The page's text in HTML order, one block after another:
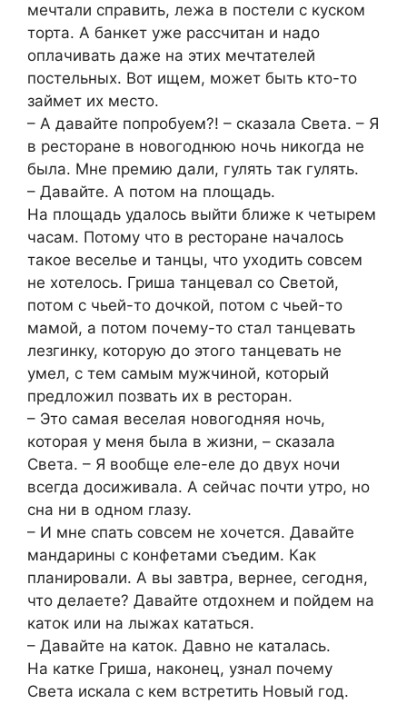
мечтали справить, лежа в постели с куском
торта. А банкет уже рассчитан и надо
оплачивать даже на этих мечтателей
постельных. Вот ищем, может быть кто-то
займет их место.
– А давайте попробуем?! – сказала Света. – Я
в ресторане в новогоднюю ночь никогда не
была. Мне премию дали, гулять так гулять.
– Давайте. А потом на площадь.
На площадь удалось выйти ближе к четырем
часам. Потому что в ресторане началось
такое веселье и танцы, что уходить совсем
не хотелось. Гриша танцевал со Светой,
потом с чьей-то дочкой, потом с чьей-то
мамой, а потом почему-то стал танцевать
лезгинку, которую до этого танцевать не
умел, с тем самым мужчиной, который
предложил позвать их в ресторан.
– Это самая веселая новогодняя ночь,
которая у меня была в жизни, – сказала
Света. – Я вообще еле-еле до двух ночи
всегда досиживала. А сейчас почти утро, но
сна ни в одном глазу.
– И мне спать совсем не хочется. Давайте
мандарины с конфетами съедим. Как
планировали. А вы завтра, вернее, сегодня,
что делаете? Давайте отдохнем и пойдем на
каток или на лыжах кататься.
– Давайте на каток. Давно не каталась.
На катке Гриша, наконец, узнал почему
Света искала с кем встретить Новый год.